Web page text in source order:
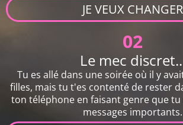
JE VEUX CHANGER
02
Le mec
Tu es allé dans une soirée où il y
filles, mais tu t'es contenté de rester
ton téléphone en faisant genre que
messages importants.